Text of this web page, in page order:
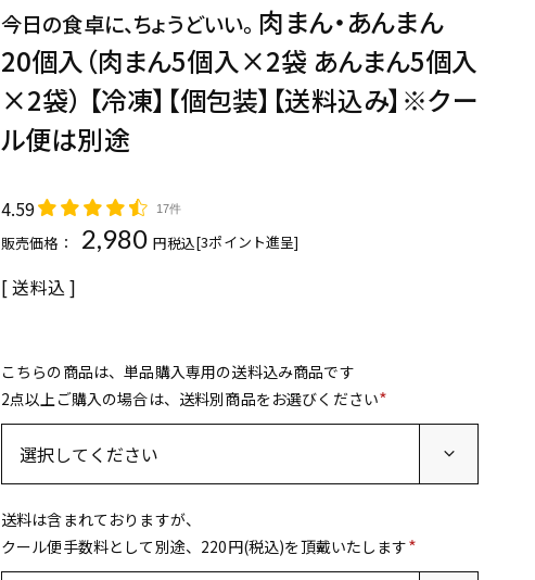
今日の食卓に、ちょうどいい。 肉まん・あんまん
20個入（肉まん5個入×2袋 あんまん5個入
×2袋） 【冷凍】【個包装】【送料込み】※クー
ル便は別途
4.59 17件
販売価格： 2,980 税込[3ポイント進呈]
送料込
こちらの商品は、単品購入専用の送料込み商品です
2点以上ご購入の場合は、送料別商品をお選びください
(
送料は含まれておりますが、
クール便手数料として別途、220円(税込)を頂戴いたします
(